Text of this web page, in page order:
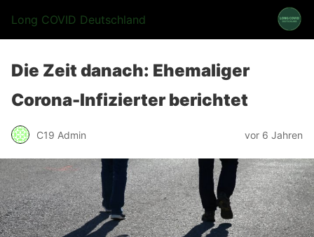
Long COVID Deutschland
Die Zeit danach: Ehemaliger
Corona-Infizierter berichtet
C19 Admin vor 6 Jahren